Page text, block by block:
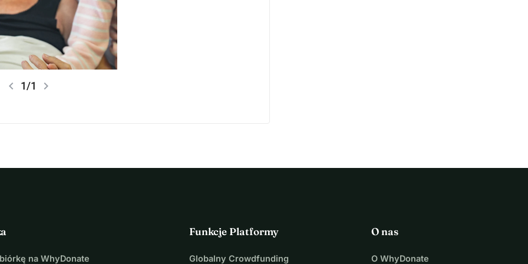
chevron_left 1/1 chevron_right
na WhyDonate
Funkcje Platformy
Globalny Crowdfunding
O nas
O WhyDonate